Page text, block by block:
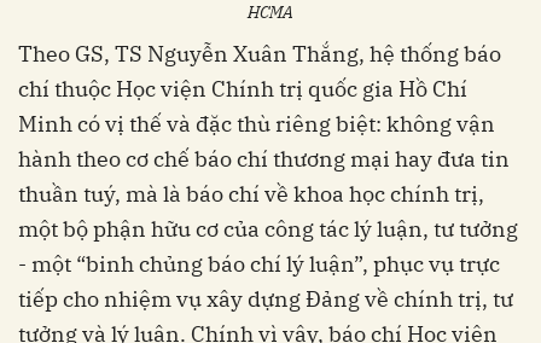
HCMA
Theo GS, TS Nguyễn Xuân Thắng, hệ thống báo
chí thuộc Học viện Chính trị quốc gia Hồ Chí
Minh có vị thế và đặc thù riêng biệt: không vận
hành theo cơ chế báo chí thương mại hay đưa tin
thuần tuý, mà là báo chí về khoa học chính trị,
một bộ phận hữu cơ của công tác lý luận, tư tưởng
- một “binh chủng báo chí lý luận”, phục vụ trực
tiếp cho nhiệm vụ xây dựng Đảng về chính trị, tư
tưởng và lý luận. Chính vì vậy, báo chí Học viện